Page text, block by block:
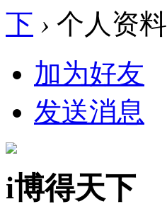
下 › 个人资料
加为好友
发送消息
i博得天下